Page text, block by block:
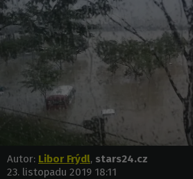
Autor: Libor Frýdl, stars24.cz
23. listopadu 2019 18:11